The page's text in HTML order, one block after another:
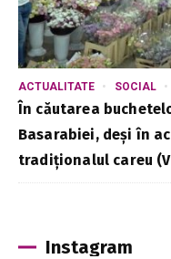
ACTUALITATE SOCIAL
În căutarea
Basarabiei, deși în
tradiționalul careu
Instagram